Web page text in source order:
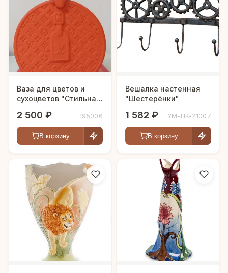
Ваза для цветов и
сухоцветов "Стильная
2 500 ₽ 195006
В корзину
Вешалка настенная
"Шестерёнки"
1 582 ₽ YM-HK-21007
В корзину